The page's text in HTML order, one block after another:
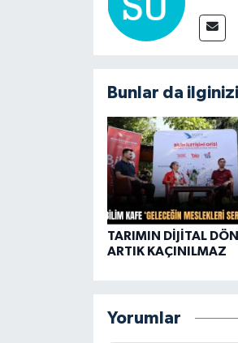
Bunlar da
TARIMIN DİJİTAL
ARTIK KAÇINILMAZ
Yorumlar